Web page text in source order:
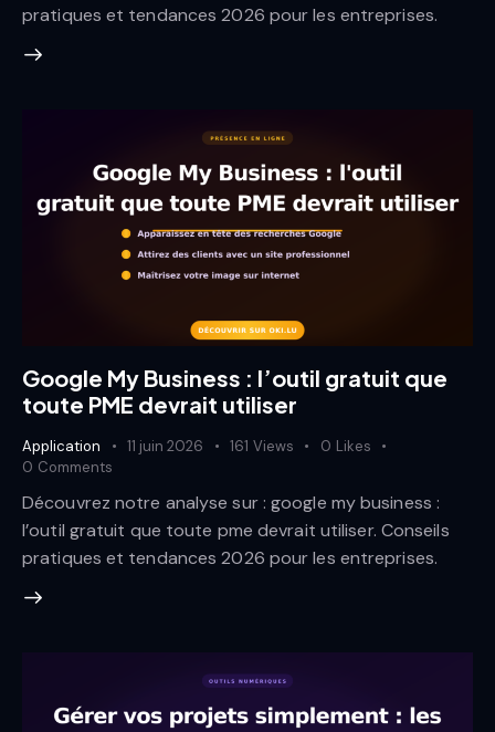
pratiques et tendances 2026 pour les entreprises.
Google My Business : l’outil gratuit que
toute PME devrait utiliser
Application 11 juin 2026 161 Views 0 Likes
0 Comments
Découvrez notre analyse sur : google my business :
l’outil gratuit que toute pme devrait utiliser. Conseils
pratiques et tendances 2026 pour les entreprises.